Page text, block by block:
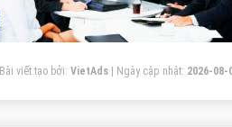
Bài viết tạo bởi: VietAds | Ngày cập nhật: 2026-08-